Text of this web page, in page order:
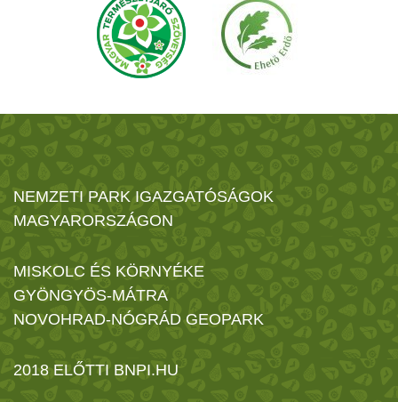
NEMZETI PARK IGAZGATÓSÁGOK
MAGYARORSZÁGON
MISKOLC ÉS KÖRNYÉKE
GYÖNGYÖS-MÁTRA
NOVOHRAD-NÓGRÁD GEOPARK
2018 ELŐTTI BNPI.HU